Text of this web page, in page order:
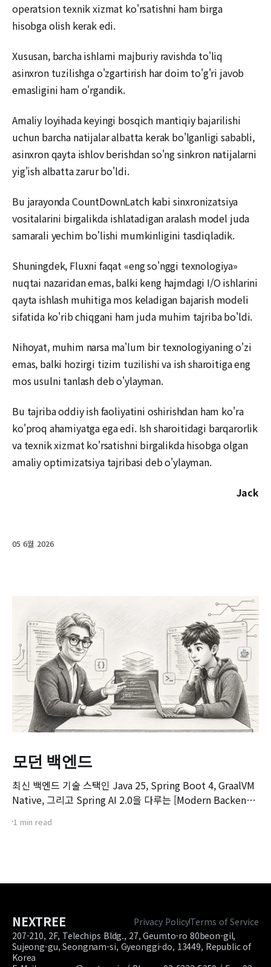
operatsion texnik xizmat ko'rsatishni ham birga
hisobga olish kerak edi.
Xususan, barcha ishlarni majburiy ravishda to'liq
asinxron tuzilishga o'zgartirish har doim to'g'ri javob
emasligini ham o'rgandik.
Amaliy loyihada keyingi bosqich mantiqiy bajarilishi
uchun barcha natijalar albatta kerak bo'lganligi sababli,
asinxron qayta ishlov berishdan so'ng sinkron natijalarni
yig'ish albatta zarur bo'ldi.
Bu jarayonda CountDownLatch kabi sinxronizatsiya
vositalarini birgalikda ishlatadigan aralash model juda
samarali yechim bo'lishi mumkinligini tasdiqladik.
Shuningdek, Fluxni faqat «eng so'nggi texnologiya»
nuqtai nazaridan emas, balki keng hajmdagi I/O ishlarini
qayta ishlash muhitiga mos keladigan bajarish modeli
sifatida ko'rib chiqgani ham juda muhim tajriba bo'ldi.
Nihoyat, muhim narsa ma'lum bir texnologiyaning o'zi
emas, balki hozirgi tizim tuzilishi va ish sharoitiga eng
mos usulni tanlash deb o'ylayman.
Bu tajriba oddiy ish faoliyatini oshirishdan ham ko'ra
ko'proq ahamiyatga ega edi. Ish sharoitidagi barqarorlik
va texnik xizmat ko'rsatishni birgalikda hisobga olgan
amaliy optimizatsiya tajribasi deb o'ylayman.
Jack
05 6월 2026
모던 백엔드
최신 백엔드 기술 스택인 Java 25, Spring Boot 4, GraalVM
Native, 그리고 Spring AI 2.0을 다루는 [Modern Backend]
존 Spring Boot 환경에서 서비스를 구축하고 배포해보신 개
1 min read
NEXTREE Privacy PolicyTerms of Service
207-210, 2F, Telechips Bldg., 27, Geumto-ro 80beon-gil,
Sujeong-gu, Seongnam-si, Gyeonggi-do, 13449, Republic of
Korea